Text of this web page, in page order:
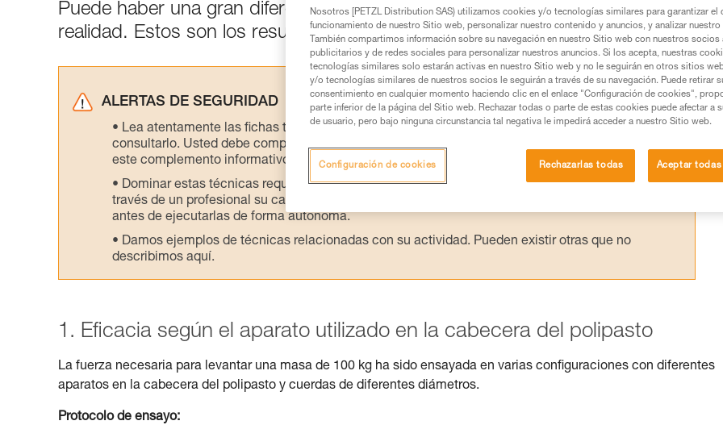
Puede haber una gran diferencia entre la eficacia teórica de un polipasto y la
realidad. Estos son los resultados de los ensayos realizados en el laboratorio
ALERTAS DE SEGURIDAD
Lea atentamente las fichas técnicas de los productos utilizados en este consejo antes de
consultarlo. Usted debe comprender la información de la ficha técnica para poder comprender
este complemento informativo.
Dominar estas técnicas requiere una formación y un entrenamiento específico. Confirme a
través de un profesional su capacidad para ejecutar estas técnicas, solo y con total seguridad,
antes de ejecutarlas de forma autónoma.
Damos ejemplos de técnicas relacionadas con su actividad. Pueden existir otras que no
describimos aquí.
1. Eficacia según el aparato utilizado en la cabecera del polipasto
La fuerza necesaria para levantar una masa de 100 kg ha sido ensayada en varias configuraciones con diferentes
aparatos en la cabecera del polipasto y cuerdas de diferentes diámetros.
Protocolo de ensayo:
Nosotros [PETZL Distribution SAS) utilizamos cookies y/o tecnologías similares para garantizar el
funcionamiento de nuestro Sitio web, personalizar nuestro contenido y anuncios, y analizar
También compartimos información sobre su navegación en nuestro Sitio web con nuestros socios
publicitarios y de redes sociales para personalizar nuestros anuncios. Si los acepta, nuestras
tecnologías similares solo estarán activas en nuestro Sitio web y no le seguirán en otros sitios
y/o tecnologías similares de nuestros socios le seguirán a través de su navegación. Puede retirar
consentimiento en cualquier momento haciendo clic en el enlace "Configuración de cookies",
parte inferior de la página del Sitio web. Rechazar todas o parte de estas cookies puede afectar a
de usuario, pero bajo ninguna circunstancia tal negativa le impedirá acceder a nuestro Sitio web.
Rechazarlas todas Aceptar
Configuración de cookies